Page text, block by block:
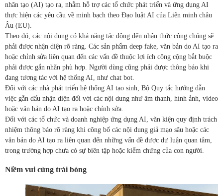
nhân tạo (AI) tạo ra, nhằm hỗ trợ các tổ chức phát triển và ứng dụng AI
thực hiện các yêu cầu về minh bạch theo Đạo luật AI của Liên minh châu
Âu (EU).
Theo đó, các nội dung có khả năng tác động đến nhận thức công chúng sẽ
phải được nhận diện rõ ràng. Các sản phẩm deep fake, văn bản do AI tạo ra
hoặc chỉnh sửa liên quan đến các vấn đề thuộc lợi ích công cộng bắt buộc
phải được gắn nhãn phù hợp. Người dùng cũng phải được thông báo khi
đang tương tác với hệ thống AI, như chat bot.
Đối với các nhà phát triển hệ thống AI tạo sinh, Bộ Quy tắc hướng dẫn
việc gắn dấu nhận diện đối với các nội dung như âm thanh, hình ảnh, video
hoặc văn bản do AI tạo ra hoặc chỉnh sửa.
Đối với các tổ chức và doanh nghiệp ứng dụng AI, văn kiện quy định trách
nhiệm thông báo rõ ràng khi công bố các nội dung giả mạo sâu hoặc các
văn bản do AI tạo ra liên quan đến những vấn đề được dư luận quan tâm,
trong trường hợp chưa có sự biên tập hoặc kiểm chứng của con người.
Niềm vui cùng trái bóng